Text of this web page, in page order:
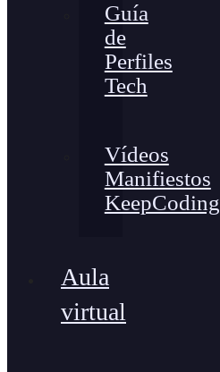
Guía
de
Perfiles
Tech
Vídeos
Manifiestos
KeepCoding
Aula
virtual